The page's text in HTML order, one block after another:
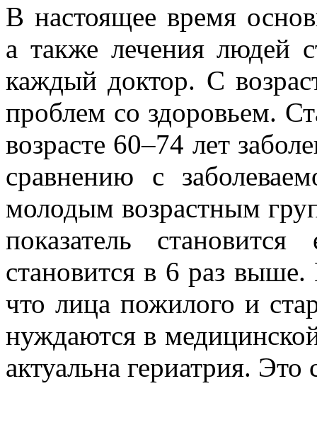
В настоящее время
а также лечения людей
каждый доктор. С
проблем со здоровьем.
возрасте 60–74 лет
сравнению с
молодым возрастным
показатель
становится в 6 раз
что лица пожилого и
нуждаются в
актуальна гериатрия.